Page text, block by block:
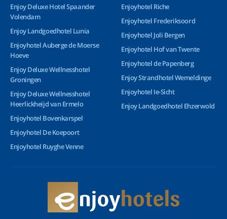
Enjoy Deluxe Hotel Spaander
Volendam
Enjoy Landgoedhotel Lunia
Enjoyhotel Auberge de Moerse
Hoeve
Enjoy Deluxe Wellnesshotel
Groningen
Enjoy Deluxe Wellnesshotel
Heerlickheijd van Ermelo
Enjoyhotel Bovenkarspel
Enjoyhotel De Koepoort
Enjoyhotel Ruyghe Venne
Enjoyhotel Riche
Enjoyhotel Frederiksoord
Enjoyhotel Joli Bergen
Enjoyhotel Hof van Twente
Enjoyhotel de Papenberg
Enjoy Strandhotel Wemeldinge
Enjoyhotel Ie-Sicht
Enjoy Landgoedhotel Ehzerwold